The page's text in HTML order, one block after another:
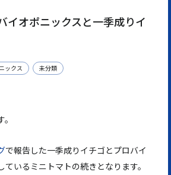
オポニックスと一季成りイ
ックス 未分類
で報告した一季成りイチゴとプロバイ
いるミニトマトの続きとなります。